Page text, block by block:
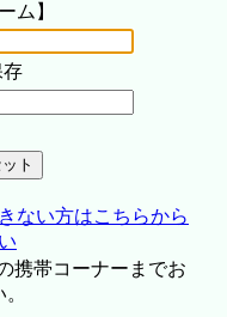
ム】
存
ない方はこちらから
携帯コーナーまでお